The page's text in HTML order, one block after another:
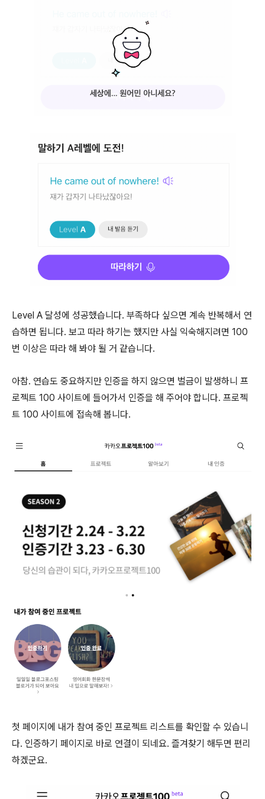
Level A 달성에 성공했습니다. 부족하다 싶으면 계속 반복해서 연
습하면 됩니다. 보고 따라 하기는 했지만 사실 익숙해지려면 100
번 이상은 따라 해 봐야 될 거 같습니다.
아참. 연습도 중요하지만 인증을 하지 않으면 벌금이 발생하니 프
로젝트 100 사이트에 들어가서 인증을 해 주어야 합니다. 프로젝
트 100 사이트에 접속해 봅니다.
첫 페이지에 내가 참여 중인 프로젝트 리스트를 확인할 수 있습니
다. 인증하기 페이지로 바로 연결이 되네요. 즐겨찾기 해두면 편리
하겠군요.